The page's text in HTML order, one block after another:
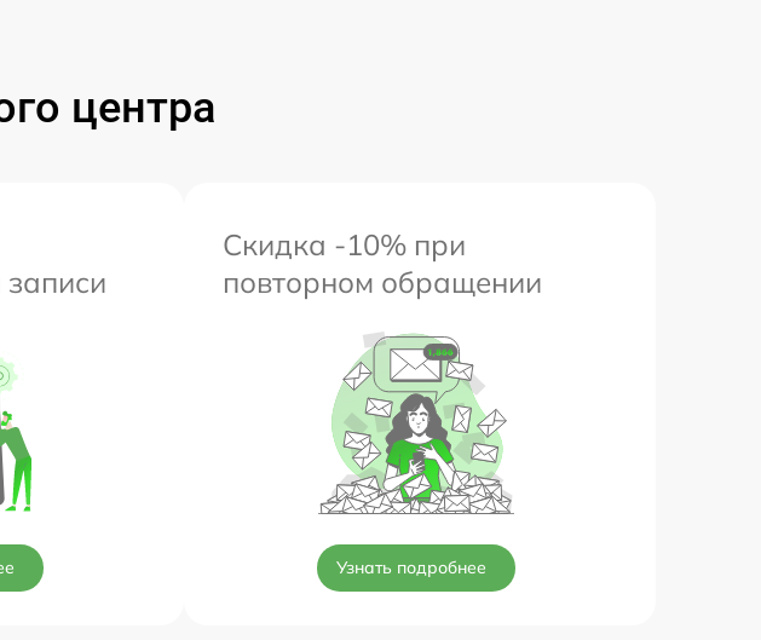
центра
Скидка -10% при
повторном обращении
Узнать подробнее